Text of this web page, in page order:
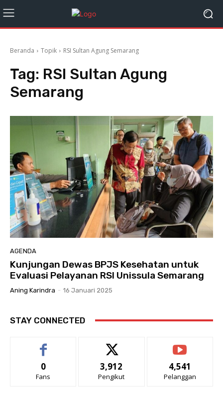
Beranda Topik RSI Sultan Agung Semarang
Tag: RSI Sultan Agung
Semarang
AGENDA
Kunjungan Dewas BPJS Kesehatan untuk
Evaluasi Pelayanan RSI Unissula Semarang
Aning Karindra - 16 Januari 2025
STAY CONNECTED
0
Fans
3,912
Pengikut
4,541
Pelanggan